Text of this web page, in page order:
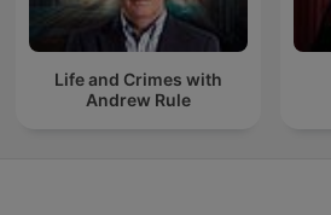
Life and Crimes with
Andrew Rule